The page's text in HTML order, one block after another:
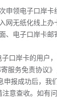
申领电子口岸卡
网无纸化线上办
、电子口岸卡邮
口岸卡的用户
服务免责协议
申报成功后，我
意查收。如有